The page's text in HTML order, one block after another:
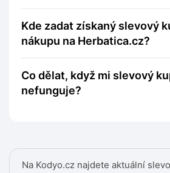
Na Kodyo.cz najdete aktuální
Kde zadat získaný slevový kupón při
nákupu na Herbatica.cz?
Co dělat, když mi slevový kupón
nefunguje?